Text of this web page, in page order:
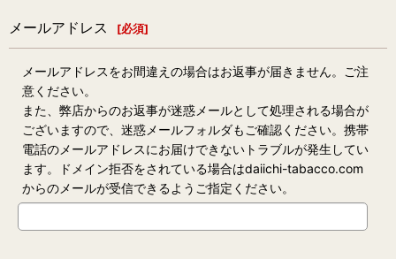
メールアドレス [必須]
メールアドレスをお間違えの場合はお返事が届きません。ご注
意ください。
また、弊店からのお返事が迷惑メールとして処理される場合が
ございますので、迷惑メールフォルダもご確認ください。携帯
電話のメールアドレスにお届けできないトラブルが発生してい
ます。ドメイン拒否をされている場合はdaiichi-tabacco.com
からのメールが受信できるようご指定ください。